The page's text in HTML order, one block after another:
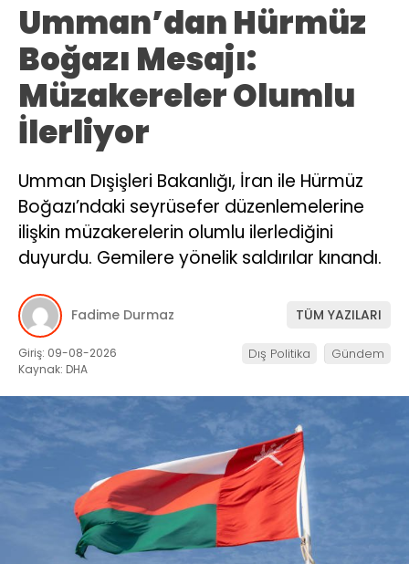
Umman’dan Hürmüz
Boğazı Mesajı:
Müzakereler Olumlu
İlerliyor
Umman Dışişleri Bakanlığı, İran ile Hürmüz
Boğazı’ndaki seyrüsefer düzenlemelerine
ilişkin müzakerelerin olumlu ilerlediğini
duyurdu. Gemilere yönelik saldırılar kınandı.
Fadime Durmaz TÜM YAZILARI
Giriş: 09-08-2026
Kaynak: DHA
Dış Politika Gündem